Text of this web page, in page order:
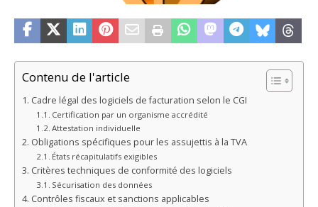
Contenu de l'article
Cadre légal des logiciels de facturation selon le CGI
Certification par un organisme accrédité
Attestation individuelle
Obligations spécifiques pour les assujettis à la TVA
États récapitulatifs exigibles
Critères techniques de conformité des logiciels
Sécurisation des données
Contrôles fiscaux et sanctions applicables